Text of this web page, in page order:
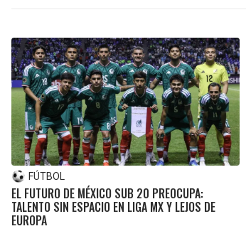
FÚTBOL
EL FUTURO DE MÉXICO SUB 20 PREOCUPA:
TALENTO SIN ESPACIO EN LIGA MX Y LEJOS DE
EUROPA